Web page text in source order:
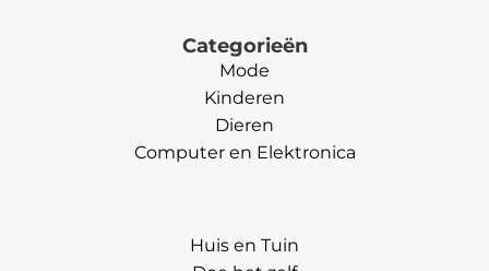
Categorieën
Mode
Kinderen
Dieren
Computer en Elektronica
Huis en Tuin